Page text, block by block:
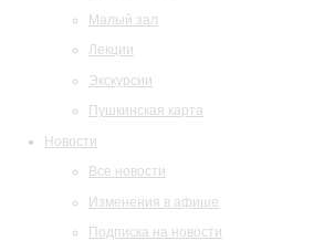
Малый зал
Лекции
Экскурсии
Пушкинская карта
Новости
Все новости
Изменения в афише
Подписка на новости